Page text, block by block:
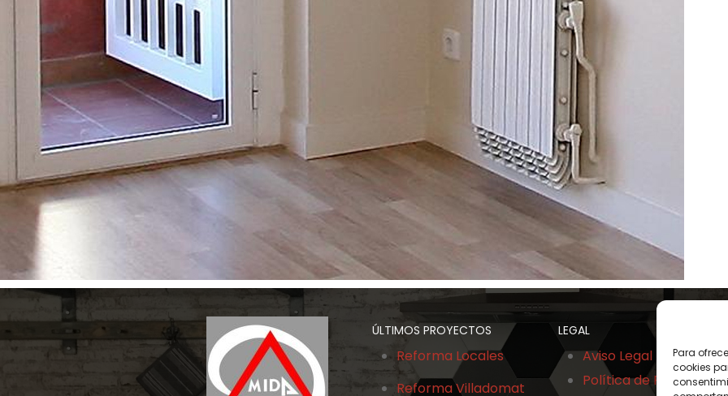
Para
cookies
ÚLTIMOS PROYECTOS
Reforma Locales
Reforma Villadomat
LEGAL
Aviso Legal
Política de Privacidad